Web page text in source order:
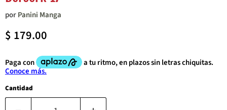
porPanini Manga
Precio actual
$ 179.00
Cantidad